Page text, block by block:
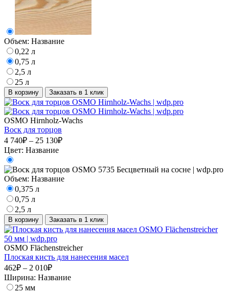
Объем: Название
0,22 л
0,75 л
2,5 л
25 л
В корзину Заказать в 1 клик
OSMO Hirnholz-Wachs
Воск для торцов
4 740₽ – 25 130₽
Цвет: Название
Объем: Название
0,375 л
0,75 л
2,5 л
В корзину Заказать в 1 клик
OSMO Flächenstreicher
Плоская кисть для нанесения масел
462₽ – 2 010₽
Ширина: Название
25 мм